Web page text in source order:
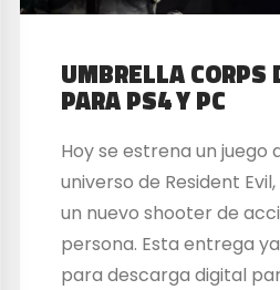
UMBRELLA
PARA PS4 Y PC
Hoy se estrena un juego
universo de Resident
un nuevo shooter de
persona. Esta entrega
para descarga digital